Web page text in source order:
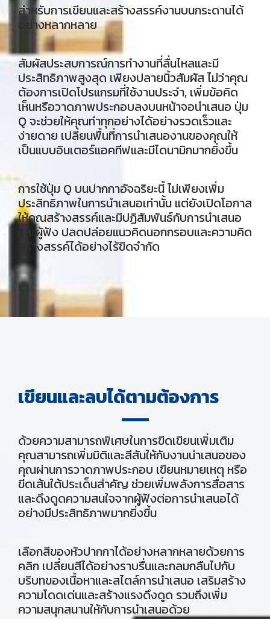
สำหรับการเขียนและสร้างสรรค์งานบนกระดานได้
อย่างหลากหลาย
สัมผัสประสบการณ์การทำงานที่ลื่นไหลและมี
ประสิทธิภาพสูงสุด เพียงปลายนิ้วสัมผัส ไม่ว่าคุณ
ต้องการเปิดโปรแกรมที่ใช้งานประจำ, เพิ่มข้อคิด
เห็นหรือวาดภาพประกอบลงบนหน้าจอนำเสนอ ปุ่ม
Q จะช่วยให้คุณทำทุกอย่างได้อย่างรวดเร็วและ
ง่ายดาย เปลี่ยนพื้นที่การนำเสนองานของคุณให้
เป็นแบบอินเตอร์แอคทีฟและมีไดนามิกมากยิ่งขึ้น
การใช้ปุ่ม Q บนปากกาอัจฉริยะนี้ ไม่เพียงเพิ่ม
ประสิทธิภาพในการนำเสนอเท่านั้น แต่ยังเปิดโอกาส
ให้คุณสร้างสรรค์และมีปฏิสัมพันธ์กับการนำเสนอ
และผู้ฟัง ปลดปล่อยแนวคิดนอกกรอบและความคิด
สร้างสรรค์ได้อย่างไร้ขีดจำกัด
เขียนและลบได้ตามต้องการ
ด้วยความสามารถพิเศษในการขีดเขียนเพิ่มเติม
คุณสามารถเพิ่มมิติและสีสันให้กับงานนำเสนอของ
คุณผ่านการวาดภาพประกอบ เขียนหมายเหตุ หรือ
ขีดเส้นใต้ประเด็นสำคัญ ช่วยเพิ่มพลังการสื่อสาร
และดึงดูดความสนใจจากผู้ฟังต่อการนำเสนอได้
อย่างมีประสิทธิภาพมากยิ่งขึ้น
เลือกสีของหัวปากกาได้อย่างหลากหลายด้วยการ
คลิก เปลี่ยนสีได้อย่างราบรื่นและกลมกลืนไปกับ
บริบทของเนื้อหาและสไตล์การนำเสนอ เสริมสร้าง
ความโดดเด่นและสร้างแรงดึงดูด รวมถึงเพิ่ม
ความสนุกสนานให้กับการนำเสนอด้วย